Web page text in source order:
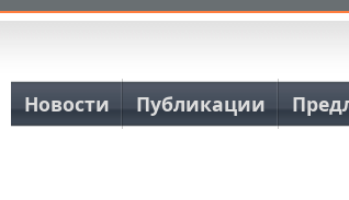
Основная
Новости Публикации